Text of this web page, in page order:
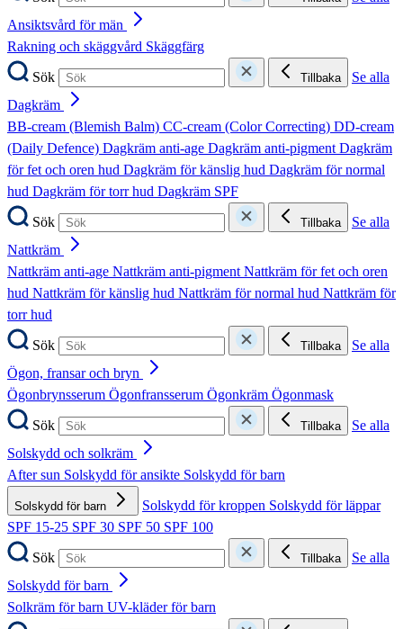
Ansiktsvård för män
Rakning och skäggvård Skäggfärg
Sök
Tillbaka
Se alla
Dagkräm
BB-cream (Blemish Balm) CC-cream (Color Correcting) DD-cream
(Daily Defence) Dagkräm anti-age Dagkräm anti-pigmentDagkräm
för fet och oren hud Dagkräm för känslig hud Dagkräm för normal
hud Dagkräm för torr hud Dagkräm SPF
Sök
Tillbaka
Se alla
Nattkräm
Nattkräm anti-age Nattkräm anti-pigmentNattkräm för fet och oren
hud Nattkräm för känslig hud Nattkräm för normal hud Nattkräm för
torr hud
Sök
Tillbaka
Se alla
Ögon, fransar och bryn
Ögonbrynsserum Ögonfransserum Ögonkräm Ögonmask
Sök
Tillbaka
Se alla
Solskydd och solkräm
After sun Solskydd för ansikte Solskydd för barn
Solskydd för barn Solskydd för kroppen Solskydd för läppar
SPF 15-25 SPF 30 SPF 50 SPF 100
Sök
Tillbaka
Se alla
Solskydd för barn
Solkräm för barn UV-kläder för barn